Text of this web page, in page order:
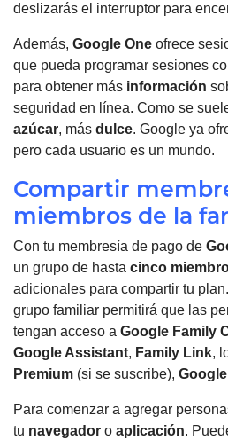
deslizarás el interruptor para
Además, Google One ofrece
que pueda programar sesiones
para obtener más información
seguridad en línea. Como se
azúcar, más dulce. Google ya
pero cada usuario es un mundo.
Compartir
miembros de la
Con tu membresía de pago de
un grupo de hasta cinco
adicionales para compartir tu plan.
grupo familiar permitirá que las
tengan acceso a Google Family
Google Assistant, Family Link,
Premium (si se suscribe),
Para comenzar a agregar
tu navegador o aplicación.